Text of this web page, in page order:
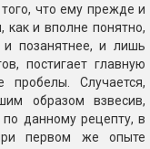
что ему прежде и
как и вполне понятно,
и позанятнее, и лишь
постигает главную
пробелы. Случается,
образом взвесив,
данному рецепту, в
первом же опыте